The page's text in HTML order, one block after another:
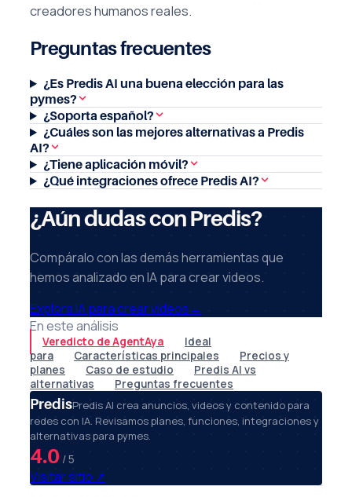
creadores humanos reales.
Preguntas frecuentes
¿Es Predis AI una buena elección para las
pymes?
¿Soporta español?
¿Cuáles son las mejores alternativas a Predis
AI?
¿Tiene aplicación móvil?
¿Qué integraciones ofrece Predis AI?
¿Aún dudas con Predis?
Compáralo con las demás herramientas que
hemos analizado en IA para crear videos.
Explora IA para crear videos→
En este análisis
Veredicto de AgentAya
Ideal
para
Características principales
Precios y
planes
Caso de estudio
Predis AI vs
alternativas
Preguntas frecuentes
PredisPredis AI crea anuncios, videos y contenido para
redes con IA. Revisamos planes, funciones, integraciones y
alternativas para pymes.
4.0 / 5
Visitar sitio ↗